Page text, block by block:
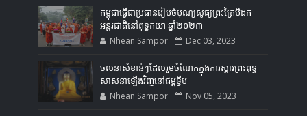
កម្ពុជាធ្វើជាប្រធានរៀបចំបុណ្យសូធ្យព្រះត្រៃបិដក
អន្តរជាតិនៅពុទ្ធគយា ឆ្នាំ២០២៣
Nhean Sampor Dec 03, 2023
ចលនាសំខាន់ៗដែលរួមចំណែកក្នុងការស្ដារព្រះពុទ្ធ
សាសនាឡើងវិញនៅជម្ពូទ្វីប
Nhean Sampor Nov 05, 2023